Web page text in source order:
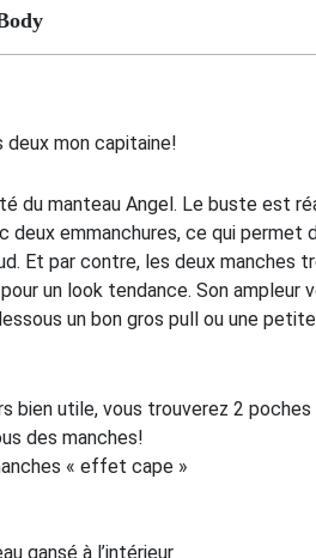
deux mon capitaine!
du manteau Angel. Le buste est
deux emmanchures, ce qui permet
Et par contre, les deux manches
un look tendance. Son ampleur
un bon gros pull ou une
bien utile, vous trouverez 2 poches
des manches!
« effet cape »
gansé à l’intérieur